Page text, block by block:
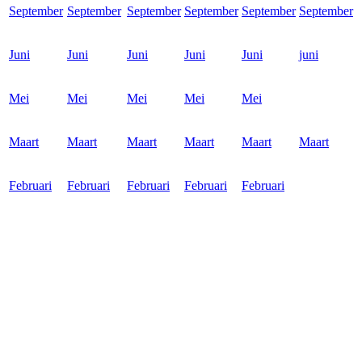
September September September September September September
Juni Juni Juni Juni Juni juni
Mei Mei Mei Mei Mei
Maart Maart Maart Maart Maart Maart
Februari Februari Februari Februari Februari